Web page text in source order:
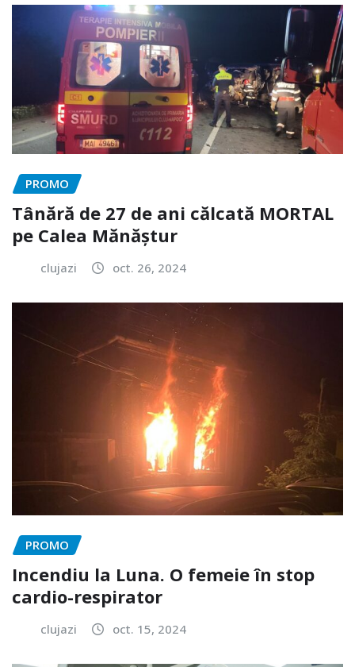
PROMO
Tânără de 27 de ani călcată MORTAL
pe Calea Mănăștur
clujazi oct. 26, 2024
PROMO
Incendiu la Luna. O femeie în stop
cardio-respirator
clujazi oct. 15, 2024